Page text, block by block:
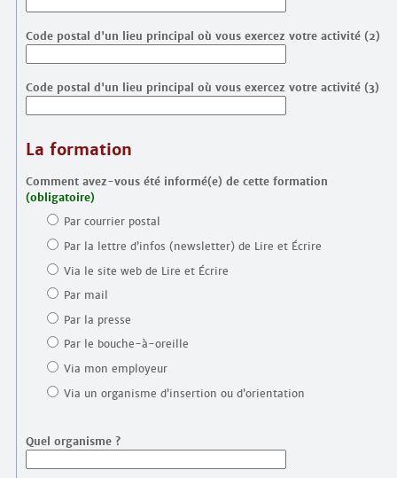
Code postal d'un lieu principal où vous exercez votre activité (2)
Code postal d'un lieu principal où vous exercez votre activité (3)
La formation
Comment avez-vous été informé(e) de cette formation
(obligatoire)
Par courrier postal
Par la lettre d’infos (newsletter) de Lire et Écrire
Via le site web de Lire et Écrire
Par mail
Par la presse
Par le bouche-à-oreille
Via mon employeur
Via un organisme d’insertion ou d’orientation
Quel organisme ?